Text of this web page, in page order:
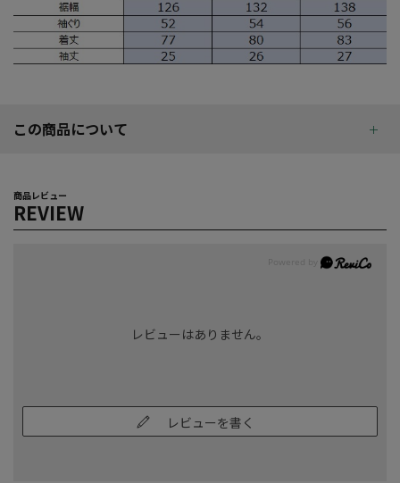
この商品について
商品レビュー
REVIEW
レビューはありません。
レビューを書く